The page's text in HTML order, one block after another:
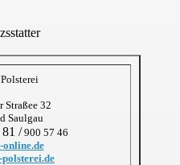
Straßee 32
Saulgau
/900 57 46
online.de
polsterei.de